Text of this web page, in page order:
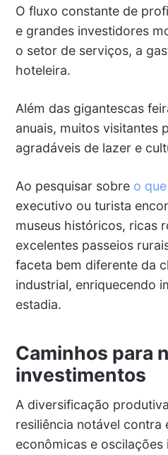
O fluxo constante de
e grandes investidores
o setor de serviços, a
hoteleira.
Além das gigantescas
anuais, muitos visitantes
agradáveis de lazer e
Ao pesquisar sobre o
executivo ou turista
museus históricos, ricas
excelentes passeios
faceta bem diferente da
industrial, enriquecendo
estadia.
Caminhos para
investimentos
A diversificação
resiliência notável contra
econômicas e